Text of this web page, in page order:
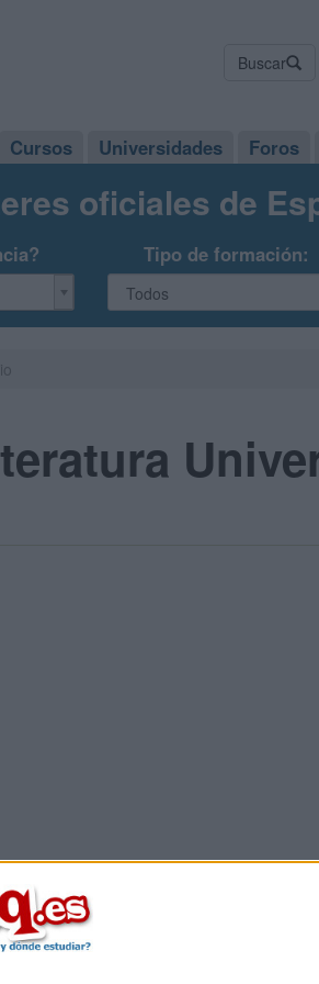
Buscar
Cursos Universidades Foros
oficiales de
Tipo de formación: